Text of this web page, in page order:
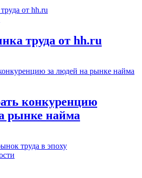
труда от hh.ru
конкуренцию
рынке найма